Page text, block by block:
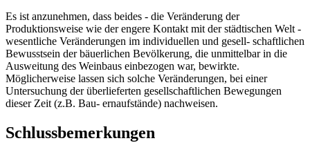
Es ist anzunehmen, dass beides - die Veränderung der
Produktionsweise wie der engere Kontakt mit der städtischen Welt -
wesentliche Veränderungen im individuellen und gesell- schaftlichen
Bewusstsein der bäuerlichen Bevölkerung, die unmittelbar in die
Ausweitung des Weinbaus einbezogen war, bewirkte.
Möglicherweise lassen sich solche Veränderungen, bei einer
Untersuchung der überlieferten gesellschaftlichen Bewegungen
dieser Zeit (z.B. Bau- ernaufstände) nachweisen.
Schlussbemerkungen